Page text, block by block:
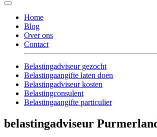
Home
Blog
Over ons
Contact
Belastingadviseur gezocht
Belastingaangifte laten doen
Belastingadviseur kosten
Belastingconsulent
Belastingaangifte particulier
belastingadviseur